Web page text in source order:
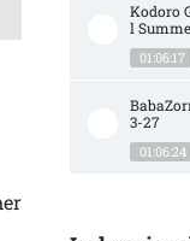
DIÁLOGO DE UN
Kodoro
l
01:06:17
3-27
01:06:24